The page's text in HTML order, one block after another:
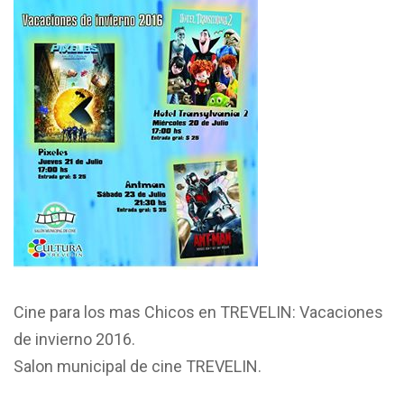
Cine para los mas Chicos en TREVELIN: Vacaciones
de invierno 2016.
Salon municipal de cine TREVELIN.